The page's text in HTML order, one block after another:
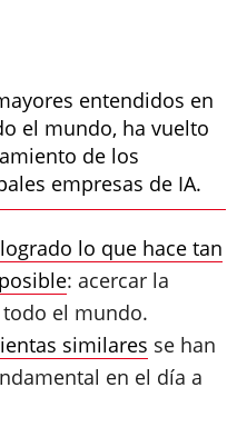
entendidos en
el mundo, ha vuelto
de los
empresas de IA.
lo que hace tan
: acercar la
el mundo.
similares se han
en el día a